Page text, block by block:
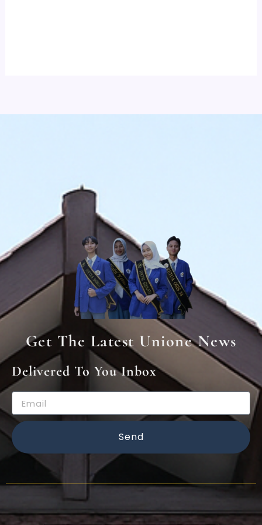
Get The Latest Unione News
Delivered To You Inbox
Email
Send